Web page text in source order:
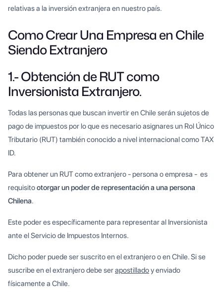
relativas a la inversión extranjera en nuestro país.
Como Crear Una Empresa en Chile
Siendo Extranjero
1.- Obtención de RUT como
Inversionista Extranjero.
Todas las personas que buscan invertir en Chile serán sujetos de
pago de impuestos por lo que es necesario asignares un Rol Único
Tributario (RUT) también conocido a nivel internacional como TAX
ID.
Para obtener un RUT como extranjero - persona o empresa - es
requisitootorgar un poder de representación a una persona
Chilena.
Este poder es específicamente para representar al Inversionista
ante el Servicio de Impuestos Internos.
Dicho poder puede ser suscrito en el extranjero o en Chile. Si se
suscribe en el extranjero debe serapostilladoy enviado
físicamente a Chile.